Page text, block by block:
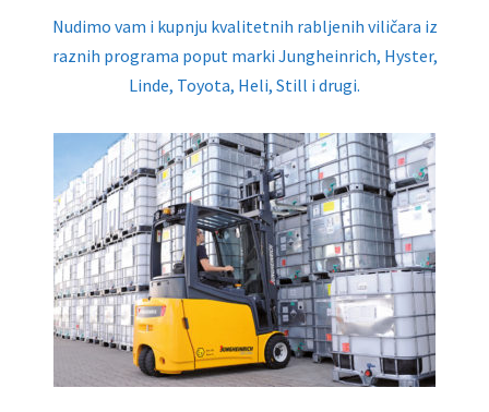
Nudimo vam i kupnju kvalitetnih rabljenih viličara iz
raznih programa poput marki Jungheinrich, Hyster,
Linde, Toyota, Heli, Still i drugi.